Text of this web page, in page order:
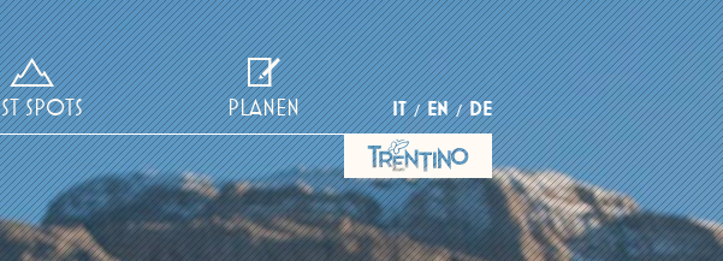
IT EN DE
SPOTS PLANEN